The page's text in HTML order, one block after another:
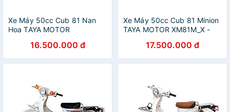
Xe Máy 50cc Cub 81 Nan
Hoa TAYA MOTOR
16.500.000 đ
Xe Máy 50cc Cub 81 Minion
TAYA MOTOR XM81M_X -
17.500.000 đ